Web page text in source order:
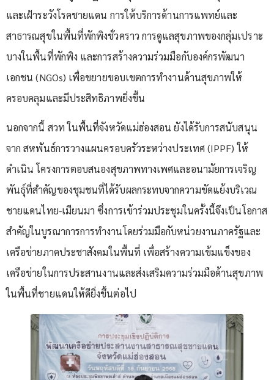
และเฝ้าระวังโรคชายแดน การให้บริการด้านการแพทย์และ
สาธารณสุขในพื้นที่พักพิงชั่วคราว การดูแลสุขภาพของกลุ่มเปราะ
บางในพื้นที่พักพิง และการสร้างความร่วมมือกับองค์กรพัฒนา
เอกชน (NGOs) เพื่อขยายขอบเขตการทำงานด้านสุขภาพให้
ครอบคลุมและมีประสิทธิภาพยิ่งขึ้น
นอกจากนี้ สวท ในพื้นที่จังหวัดแม่ฮ่องสอน ยังได้รับการสนับสนุน
จาก สหพันธ์การวางแผนครอบครัวระหว่างประเทศ (IPPF) ให้
ดำเนิน โครงการตอบสนองสุขภาพทางเพศและอนามัยการเจริญ
พันธุ์ที่สำคัญของชุมชนที่ได้รับผลกระทบจากความขัดแย้งบริเวณ
ชายแดนไทย-เมียนมา ซึ่งการเข้าร่วมประชุมในครั้งนี้จึงเป็นโอกาส
สำคัญในบูรณาการการทำงานโดยร่วมมือกับหน่วยงานภาครัฐและ
เครือข่ายภาคประชาสังคมในพื้นที่ เพื่อสร้างความเข้มแข็งของ
เครือข่ายในการประสานงานและส่งเสริมความร่วมมือด้านสุขภาพ
ในพื้นที่ชายแดนให้ดียิ่งขึ้นต่อไป